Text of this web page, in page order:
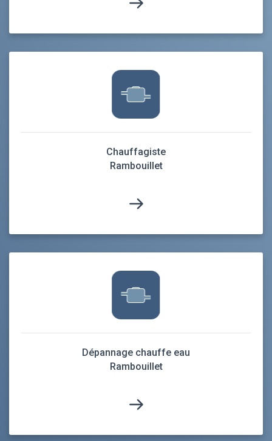
Chauffagiste
Rambouillet
Dépannage chauffe eau
Rambouillet